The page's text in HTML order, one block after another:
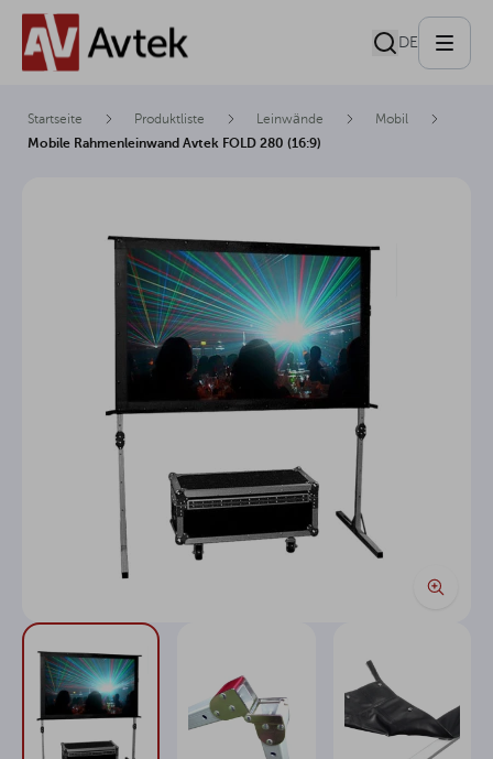
DE
Startseite Produktliste Leinwände
Mobil
Mobile Rahmenleinwand Avtek FOLD 280 (16:9)